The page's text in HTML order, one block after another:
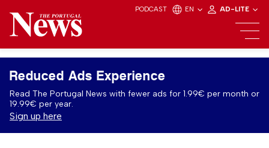
PODCAST EN AD-LITE
Reduced Ads Experience
Read The Portugal News with fewer ads for 1.99€ per month or
19.99€ per year.
Sign up here